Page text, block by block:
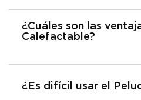
¿Cuáles son las
Calefactable?
¿Es difícil usar el